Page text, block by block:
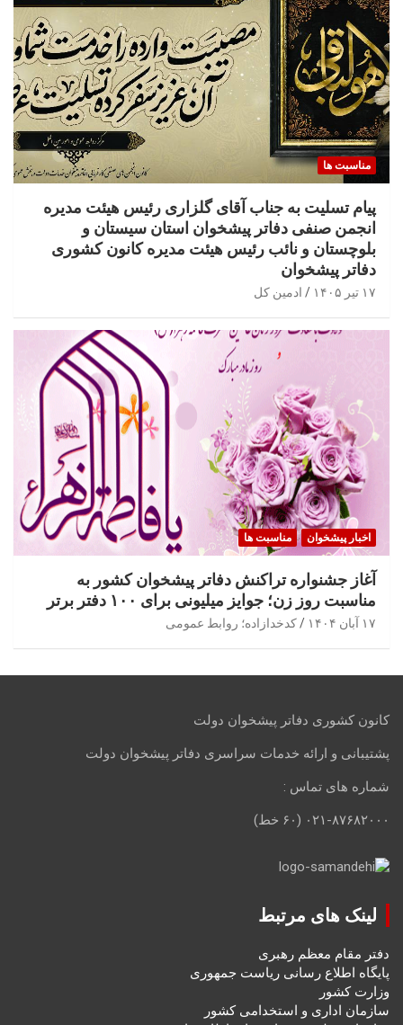
مناسبت ها
پیام تسلیت به جناب آقای گلزاری رئیس هیئت مدیره
انجمن صنفی دفاتر پیشخوان استان سیستان و
بلوچستان و نائب رئیس هیئت مدیره کانون کشوری
دفاتر پیشخوان
۱۷ تیر ۱۴۰۵ ادمین کل
اخبار پیشخوان مناسبت ها
آغاز جشنواره تراکنش دفاتر پیشخوان کشور به
مناسبت روز زن؛ جوایز میلیونی برای ۱۰۰ دفتر برتر
۱۷ آبان ۱۴۰۴ کدخدازاده؛ روابط عمومی
کانون کشوری دفاتر پیشخوان دولت
پشتیبانی و ارائه خدمات سراسری دفاتر پیشخوان دولت
شماره های تماس :
۰۲۱-۸۷۶۸۲۰۰۰ (۶۰ خط)
لینک های مرتبط
دفتر مقام معظم رهبری
پایگاه اطلاع رسانی ریاست جمهوری
وزارت کشور
سازمان اداری و استخدامی کشور